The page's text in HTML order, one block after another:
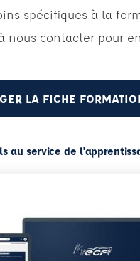
spécifiques à la
nous contacter pour
LA FICHE
au service de